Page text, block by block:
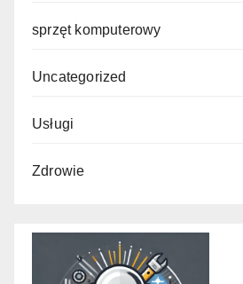
sprzęt komputerowy
Uncategorized
Usługi
Zdrowie